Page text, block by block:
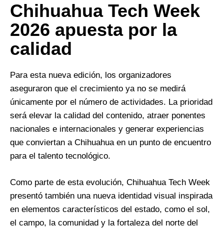
Chihuahua Tech Week
2026 apuesta por la
calidad
Para esta nueva edición, los organizadores
aseguraron que el crecimiento ya no se medirá
únicamente por el número de actividades. La prioridad
será elevar la calidad del contenido, atraer ponentes
nacionales e internacionales y generar experiencias
que conviertan a Chihuahua en un punto de encuentro
para el talento tecnológico.
Como parte de esta evolución, Chihuahua Tech Week
presentó también una nueva identidad visual inspirada
en elementos característicos del estado, como el sol,
el campo, la comunidad y la fortaleza del norte del